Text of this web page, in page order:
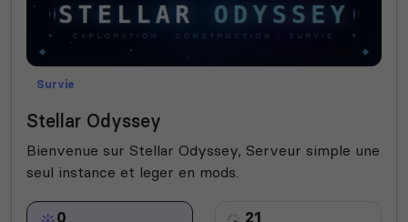
Survie
Stellar Odyssey
Bienvenue sur Stellar Odyssey, Serveur simple une
seul instance et leger en mods.
0 21